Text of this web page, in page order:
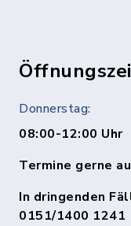
Donnerstag:
08:00-12:00 Uhr
Termine gerne
In dringenden
0151/1400 1241